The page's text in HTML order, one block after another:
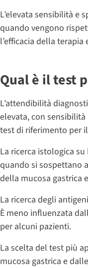
L’elevata sensibilità e
quando vengono
l’efficacia della
Qual è il test
L’attendibilità
elevata, con
test di riferimento per
La ricerca istologica
quando si sospettano
della mucosa gastrica
La ricerca degli
È meno influenzata
per alcuni pazienti.
La scelta del test più
mucosa gastrica e